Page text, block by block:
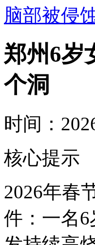
脑部被侵
郑州6岁
个洞
时间：
核心提示
2026年春
件：一名